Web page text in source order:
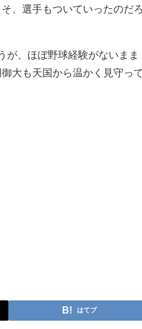
、選手もついていったのだ
、ほぼ野球経験がないまま
大も天国から温かく見守っ
はてブ